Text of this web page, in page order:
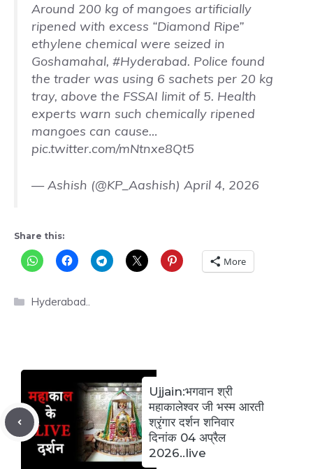
Around 200 kg of mangoes artificially
ripened with excess “Diamond Ripe”
ethylene chemical were seized in
Goshamahal, #Hyderabad. Police found
the trader was using 6 sachets per 20 kg
tray, above the FSSAI limit of 5. Health
experts warn such chemically ripened
mangoes can cause…
pic.twitter.com/mNtnxe8Qt5
— Ashish (@KP_Aashish) April 4, 2026
Share this:
More
Categories
Hyderabad..
Ujjain:भगवान श्री
महाकालेश्वर जी भस्म आरती
श्रृंगार दर्शन शनिवार
दिनांक 04 अप्रैल
2026..live